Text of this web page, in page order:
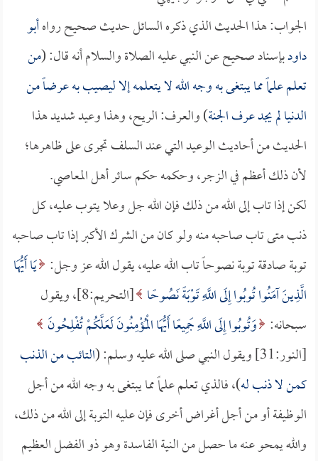
الجواب: هذا الحديث الذي ذكره السائل حديث صحيح رواهأبو
داودبإسناد صحيح عن النبي عليه الصلاة والسلام أنه قال: (من
تعلم علماً مما يبتغى به وجه الله لا يتعلمه إلا ليصيب به عرضاً من
الدنيا لم يجد عرف الجنة) والعرف: الريح، وهذا وعيد شديد هذا
الحديث من أحاديث الوعيد التي عند السلف تجرى على ظاهرها؛
لأن ذلك أعظم في الزجر، وحكمه حكم سائر أهل المعاصي.
لكن إذا تاب إلى الله من ذلك فإن الله جل وعلا يتوب عليه، كل
ذنب متى تاب صاحبه منه ولو كان من الشرك الأكبر إذا تاب صاحبه
توبة صادقة توبة نصوحاً تاب الله عليه، يقول الله عز وجل: يَا أَيُّهَا
الَّذِينَ آمَنُوا تُوبُوا إِلَى اللَّهِ تَوْبَةً نَصُوحًا
[التحريم:8]، ويقول
سبحانه: وَتُوبُوا إِلَى اللَّهِ جَمِيعًا أَيُّهَا الْمُؤْمِنُونَ لَعَلَّكُمْ تُفْلِحُونَ
[النور:31] ويقول النبي صلى الله عليه وسلم: (
التائب من الذنب
كمن لا ذنب له)، فالذي تعلم علماً مما يبتغى به وجه الله من أجل
الوظيفة أو من أجل أغراض أخرى فإن عليه التوبة إلى الله من ذلك،
والله يمحو عنه ما حصل من النية الفاسدة وهو ذو الفضل العظيم